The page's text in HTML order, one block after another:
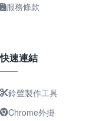
服務條款
快速連結
鈴聲製作工具
Chrome外掛